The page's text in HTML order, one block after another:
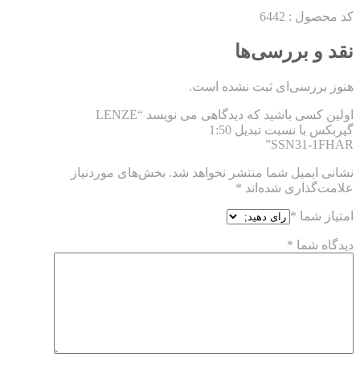
کد محصول : 6442
نقد و بررسی‌ها
هنوز بررسی‌ای ثبت نشده است.
اولین کسی باشید که دیدگاهی می نویسد “LENZE
گیربکس با نسبت تبدیل 1:50
SSN31-1FHAR”
نشانی ایمیل شما منتشر نخواهد شد. بخش‌های موردنیاز
علامت‌گذاری شده‌اند *
امتیاز شما *
دیدگاه شما *